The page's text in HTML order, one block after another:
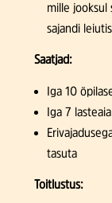
mille jooksul
sajandi
Saatjad:
Iga 10
Iga 7
tasuta
Toitlustus: